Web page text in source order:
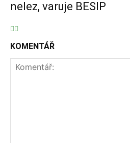
nelez, varuje BESIP
KOMENTÁŘ